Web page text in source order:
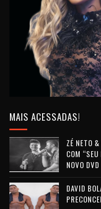
MAIS ACESSADAS!
ZÉ NETO
COM
NOVO DVD
DAVID